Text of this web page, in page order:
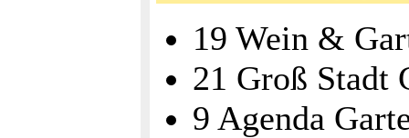
19 Wein &
21 Groß Stadt
9 Agenda